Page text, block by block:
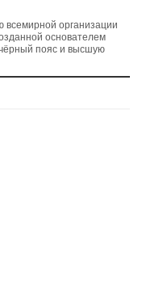
всемирной организации
основателем
пояс и высшую